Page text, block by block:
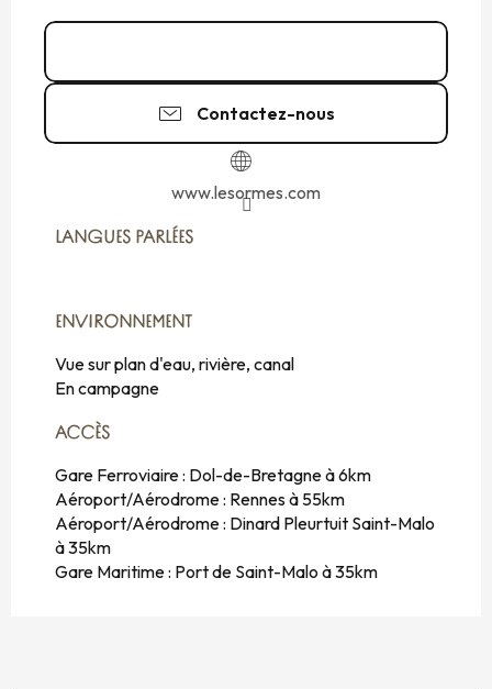
Contactez-nous
www.lesormes.com
LANGUES PARLÉES
LANGUES PARLÉES
ENVIRONNEMENT
ENVIRONNEMENT
Vue sur plan d'eau, rivière, canal
En campagne
ACCÈS
ACCÈS
Gare Ferroviaire : Dol-de-Bretagne à 6km
Aéroport/Aérodrome : Rennes à 55km
Aéroport/Aérodrome : Dinard Pleurtuit Saint-Malo
à 35km
Gare Maritime : Port de Saint-Malo à 35km